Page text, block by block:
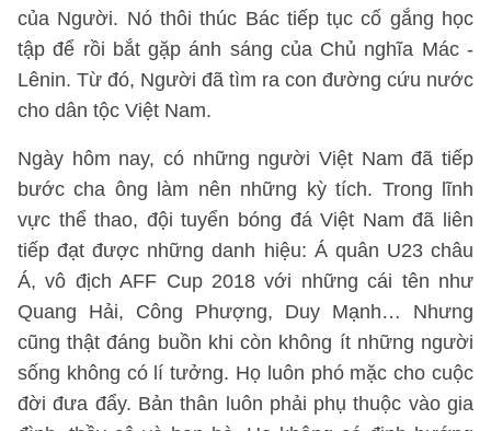
của Người. Nó thôi thúc Bác tiếp tục cố gắng học
tập để rồi bắt gặp ánh sáng của Chủ nghĩa Mác -
Lênin. Từ đó, Người đã tìm ra con đường cứu nước
cho dân tộc Việt Nam.
Ngày hôm nay, có những người Việt Nam đã tiếp
bước cha ông làm nên những kỳ tích. Trong lĩnh
vực thể thao, đội tuyển bóng đá Việt Nam đã liên
tiếp đạt được những danh hiệu: Á quân U23 châu
Á, vô địch AFF Cup 2018 với những cái tên như
Quang Hải, Công Phượng, Duy Mạnh… Nhưng
cũng thật đáng buồn khi còn không ít những người
sống không có lí tưởng. Họ luôn phó mặc cho cuộc
đời đưa đẩy. Bản thân luôn phải phụ thuộc vào gia